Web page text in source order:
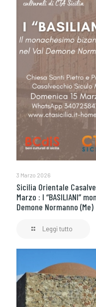
3 Marzo 2026
Sicilia Orientale
Marzo : I “BASILIANI”
Demone Normanno (Me)
Leggi tutto